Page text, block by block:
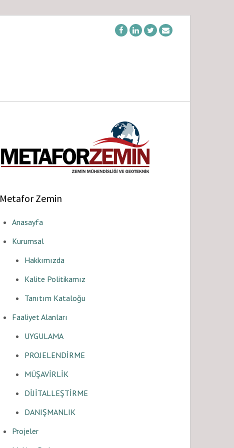
Metafor Zemin
Anasayfa
Kurumsal
Hakkımızda
Kalite Politikamız
Tanıtım Kataloğu
Faaliyet Alanları
UYGULAMA
PROJELENDİRME
MÜŞAVİRLİK
DİJİTALLEŞTİRME
DANIŞMANLIK
Projeler